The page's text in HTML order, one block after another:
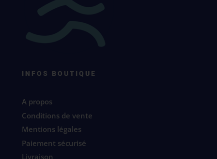
INFOS BOUTIQUE
A propos
Conditions de vente
Mentions légales
Paiement sécurisé
Livraison